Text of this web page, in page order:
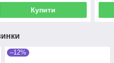
Купити
–12%